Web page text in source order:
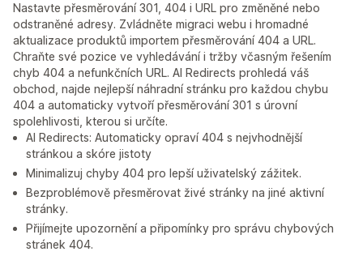
Nastavte přesměrování 301, 404 i URL pro změněné nebo
odstraněné adresy. Zvládněte migraci webu i hromadné
aktualizace produktů importem přesměrování 404 a URL.
Chraňte své pozice ve vyhledávání i tržby včasným řešením
chyb 404 a nefunkčních URL. AI Redirects prohledá váš
obchod, najde nejlepší náhradní stránku pro každou chybu
404 a automaticky vytvoří přesměrování 301 s úrovní
spolehlivosti, kterou si určíte.
AI Redirects: Automaticky opraví 404 s nejvhodnější
stránkou a skóre jistoty
Minimalizuj chyby 404 pro lepší uživatelský zážitek.
Bezproblémově přesměrovat živé stránky na jiné aktivní
stránky.
Přijímejte upozornění a připomínky pro správu chybových
stránek 404.